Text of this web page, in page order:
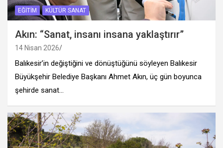
EĞITIM KÜLTÜR SANAT
Akın: “Sanat, insanı insana yaklaştırır”
14 Nisan 2026
Balıkesir’in değiştiğini ve dönüştüğünü söyleyen Balıkesir
Büyükşehir Belediye Başkanı Ahmet Akın, üç gün boyunca
şehirde sanat…